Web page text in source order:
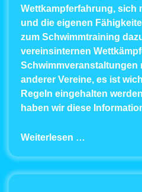
Wettkampferfahrung, sich
und die eigenen
zum Schwimmtraining
vereinsinternen
Schwimmveranstaltungen
anderer Vereine, es ist
Regeln eingehalten
haben wir diese
Weiterlesen …